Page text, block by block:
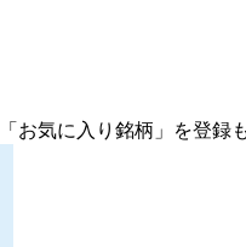
「お気に入り銘柄」を登録